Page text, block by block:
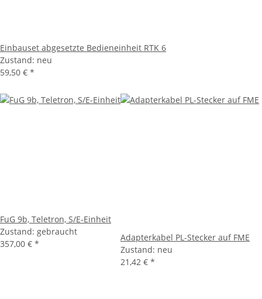
Einbauset abgesetzte Bedieneinheit RTK 6
Zustand: neu
59,50 € *
FuG 9b, Teletron, S/E-Einheit
Zustand: gebraucht
357,00 € *
Adapterkabel PL-Stecker auf FME
Zustand: neu
21,42 € *